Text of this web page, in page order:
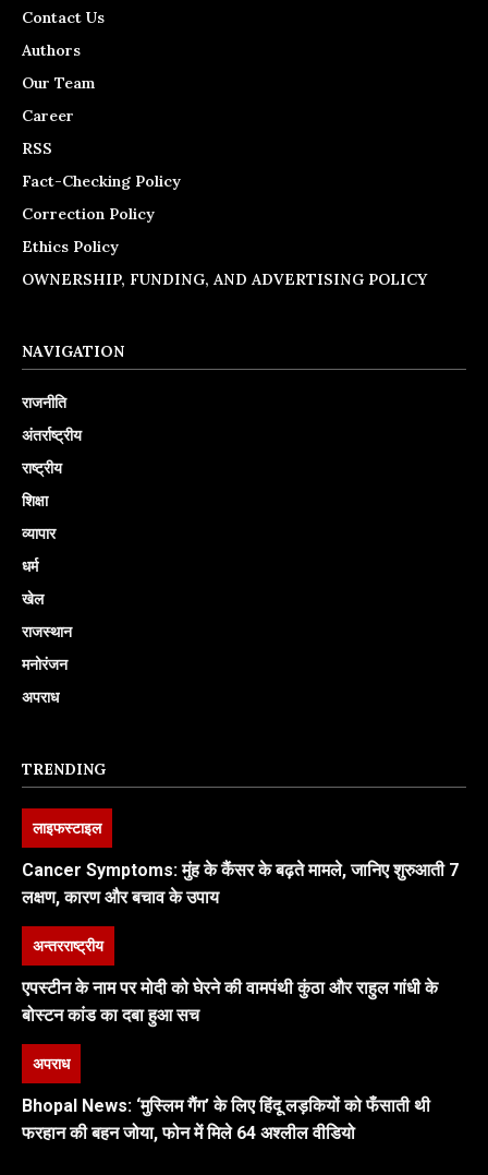
Contact Us
Authors
Our Team
Career
RSS
Fact-Checking Policy
Correction Policy
Ethics Policy
OWNERSHIP, FUNDING, AND ADVERTISING POLICY
NAVIGATION
राजनीति
अंतर्राष्ट्रीय
राष्ट्रीय
शिक्षा
व्यापार
धर्म
खेल
राजस्थान
मनोरंजन
अपराध
TRENDING
लाइफस्टाइल
Cancer Symptoms: मुंह के कैंसर के बढ़ते मामले, जानिए शुरुआती 7
लक्षण, कारण और बचाव के उपाय
अन्तरराष्ट्रीय
एपस्टीन के नाम पर मोदी को घेरने की वामपंथी कुंठा और राहुल गांधी के
बोस्टन कांड का दबा हुआ सच
अपराध
Bhopal News: ‘मुस्लिम गैंग’ के लिए हिंदू लड़कियों को फँसाती थी
फरहान की बहन जोया, फोन में मिले 64 अश्लील वीडियो